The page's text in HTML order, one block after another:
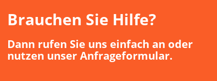
Brauchen Sie Hilfe?
Dann rufen Sie uns einfach an oder
nutzen unser Anfrageformular.